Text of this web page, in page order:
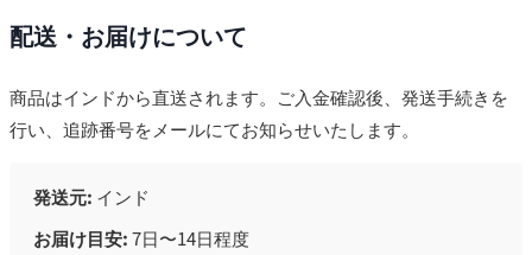
配送・お届けについて
商品はインドから直送されます。ご入金確認後、発送手続きを
行い、追跡番号をメールにてお知らせいたします。
発送元: インド
お届け目安:7日〜14日程度